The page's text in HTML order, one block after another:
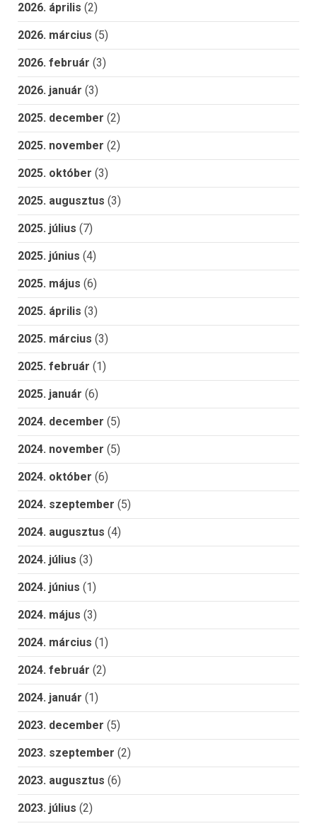
2026. április (2)
2026. március (5)
2026. február (3)
2026. január (3)
2025. december (2)
2025. november (2)
2025. október (3)
2025. augusztus (3)
2025. július (7)
2025. június (4)
2025. május (6)
2025. április (3)
2025. március (3)
2025. február (1)
2025. január (6)
2024. december (5)
2024. november (5)
2024. október (6)
2024. szeptember (5)
2024. augusztus (4)
2024. július (3)
2024. június (1)
2024. május (3)
2024. március (1)
2024. február (2)
2024. január (1)
2023. december (5)
2023. szeptember (2)
2023. augusztus (6)
2023. július (2)